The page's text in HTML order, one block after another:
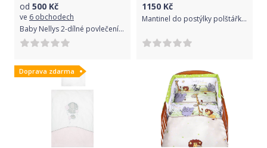
od 500 Kč
ve 6 obchodech
Baby Nellys 2-dílné povlečení 135x100, Víla, bavlněné - šedá, bílá s potiskem, B19
1150 Kč
Mantinel do postýlky polštářkový bavlna - AUTA V ALEJI modrá s modrou - BabyNellys
Doprava zdarma